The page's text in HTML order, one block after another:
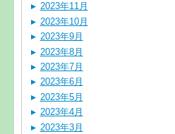
2023年11月
2023年10月
2023年9月
2023年8月
2023年7月
2023年6月
2023年5月
2023年4月
2023年3月